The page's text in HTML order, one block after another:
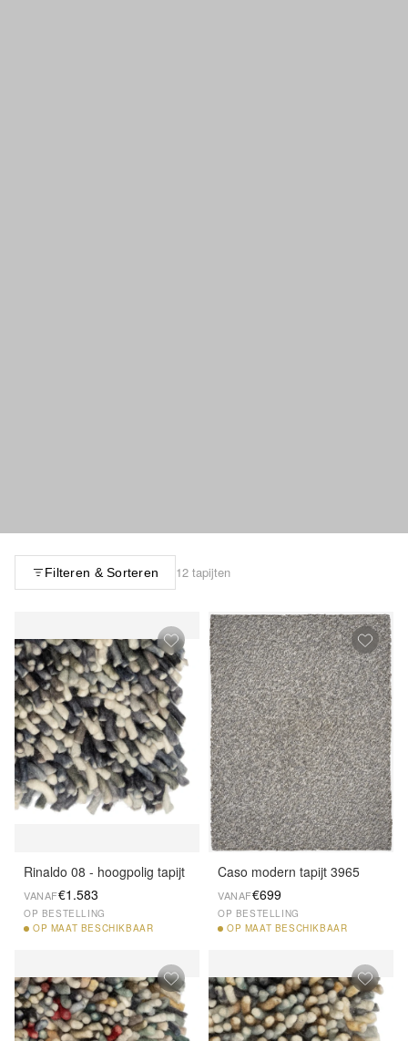
Filteren & Sorteren 12 tapijten
Rinaldo 08 - hoogpolig tapijt
VANAF€1.583
OP BESTELLING
OP MAAT BESCHIKBAAR
Caso modern tapijt 3965
VANAF€699
OP BESTELLING
OP MAAT BESCHIKBAAR